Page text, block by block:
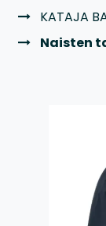
KATAJA
Naisten